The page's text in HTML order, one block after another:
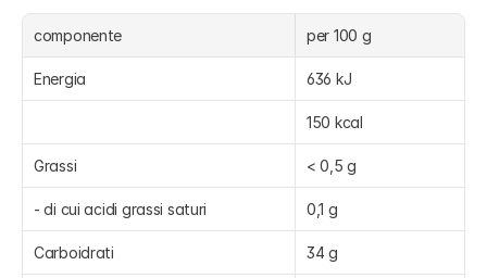
componente per 100 g
Energia 636 kJ
150 kcal
Grassi < 0,5 g
- di cui acidi grassi saturi 0,1 g
Carboidrati 34 g